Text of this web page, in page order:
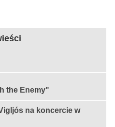
the Enemy"
na koncercie w